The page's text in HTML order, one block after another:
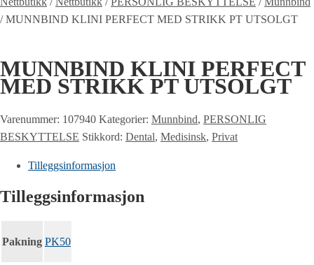
/MUNNBIND KLINI PERFECT MED STRIKK PT UTSOLGT
MUNNBIND KLINI PERFECT
MED STRIKK PT UTSOLGT
Varenummer: 107940 Kategorier: Munnbind, PERSONLIG
BESKYTTELSE Stikkord: Dental, Medisinsk, Privat
Tilleggsinformasjon
Tilleggsinformasjon
Pakning PK50